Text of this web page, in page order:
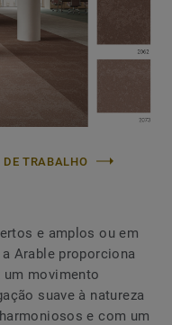
DE TRABALHO
e amplos ou em
Arable proporciona
um movimento
suave à natureza
e com um